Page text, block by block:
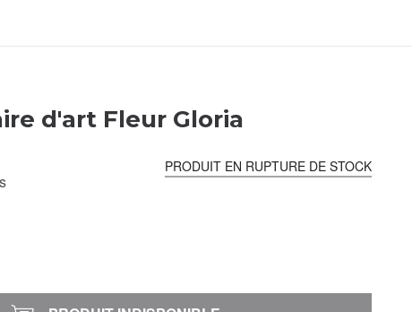
d'art Fleur Gloria
PRODUIT EN RUPTURE DE STOCK